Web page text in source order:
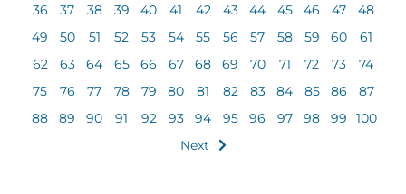
36
37 38 39 40 41 42 43 44 45 46 47
48
49
50 51 52 53 54 55 56 57 58 59 60
61
62
63 64 65 66 67 68 69 70 71 72 73
74
75
76 77 78 79 80 81 82 83 84 85 86
87
88
89 90 91 92 93 94 95 96 97 98 99
100
Next